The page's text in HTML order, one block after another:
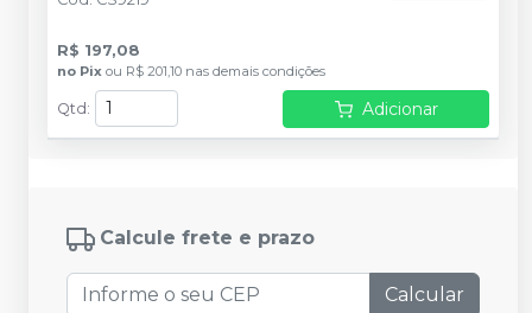
R$ 197,08
no Pix ou R$ 201,10 nas demais condições
Qtd : Adicionar
Calcule frete e prazo
Calcular